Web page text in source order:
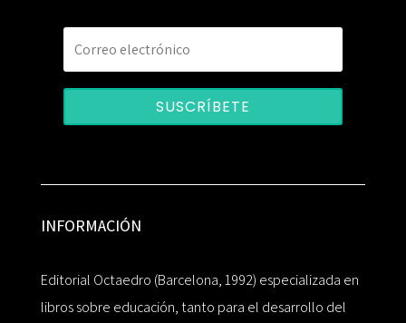
SUSCRÍBETE
INFORMACIÓN
Editorial Octaedro (Barcelona, 1992) especializada en
libros sobre educación, tanto para el desarrollo del